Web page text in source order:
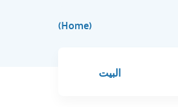
(Home)
البيت